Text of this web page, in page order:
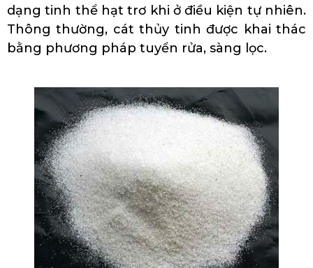
dạng tinh thể hạt trơ khi ở điều kiện tự nhiên.
Thông thường, cát thủy tinh được khai thác
bằng phương pháp tuyển rửa, sàng lọc.